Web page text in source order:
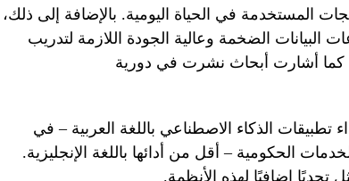
المستخدمة في الحياة اليومية. بالإضافة إلى ذلك،
البيانات الضخمة وعالية الجودة اللازمة لتدريب
كما أشارت أبحاث نشرت في دورية
تطبيقات الذكاء الاصطناعي باللغة العربية – في
الحكومية – أقل من أدائها باللغة الإنجليزية.
تحديًا إضافيًا لهذه الأنظمة.